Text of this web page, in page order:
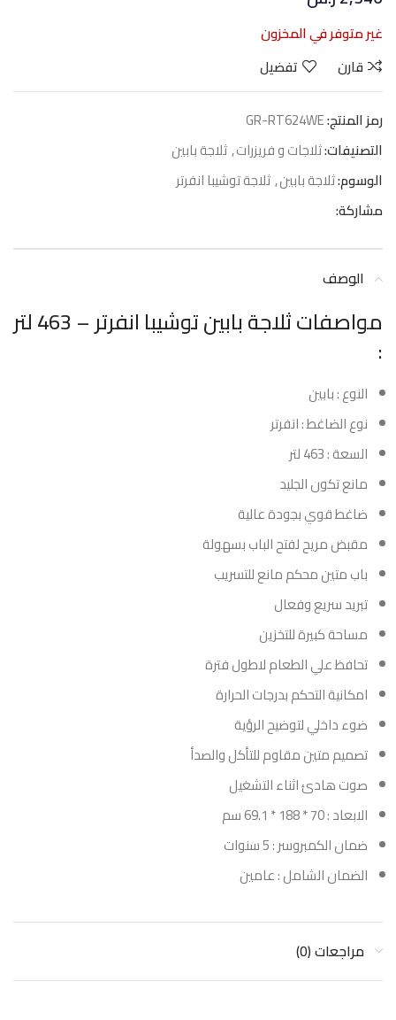
غير متوفر في المخزون
قارن
تفضيل
رمز المنتج:GR-RT624WE
التصنيفات:ثلاجات و فريزرات,ثلاجة بابين
الوسوم:ثلاجة بابين,ثلاجة توشيبا انفرتر
مشاركة:
الوصف
مواصفات ثلاجة بابين توشيبا انفرتر – 463 لتر
:
النوع : بابين
نوع الضاغط : انفرتر
السعة : 463 لتر
مانع تكون الجليد
ضاغط قوي بجودة عالية
مقبض مريح لفتح الباب بسهولة
باب متين محكم مانع للتسريب
تبريد سريع وفعال
مساحة كبيرة للتخزين
تحافظ علي الطعام لاطول فترة
امكانية التحكم بدرجات الحرارة
ضوء داخلي لتوضيح الرؤية
تصميم متين مقاوم للتأكل والصدأ
صوت هادئ اثناء التشغيل
الابعاد : 70 * 188 * 69.1 سم
ضمان الكمبروسر : 5 سنوات
الضمان الشامل : عامين
مراجعات (0)